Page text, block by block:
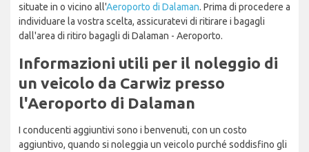
situate in o vicino all'Aeroporto di Dalaman. Prima di procedere a
individuare la vostra scelta, assicuratevi di ritirare i bagagli
dall'area di ritiro bagagli di Dalaman - Aeroporto.
Informazioni utili per il noleggio di
un veicolo da Carwiz presso
l'Aeroporto di Dalaman
I conducenti aggiuntivi sono i benvenuti, con un costo
aggiuntivo, quando si noleggia un veicolo purché soddisfino gli